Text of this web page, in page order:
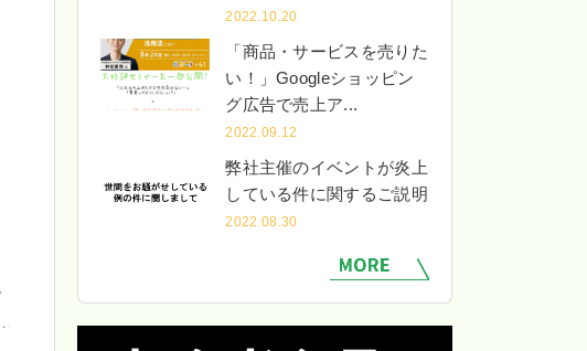
2022.10.20
「商品・サービスを売りた
い！」Googleショッピン
グ広告で売上ア...
2022.09.12
弊社主催のイベントが炎上
している件に関するご説明
2022.08.30